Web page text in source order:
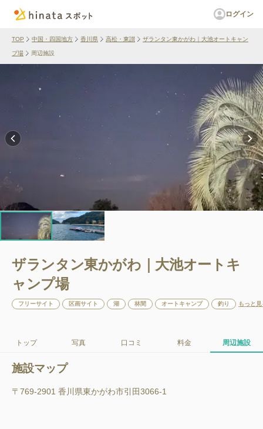
ログイン
TOP 中国・四国地方 香川県 高松・東讃 ザランタン東かがわ｜大池オートキャン
プ場 周辺施設
ザランタン東かがわ｜大池オートキ
ャンプ場
フリーサイト 区画サイト 湖 林間 オートキャンプ 釣り もっと見
トップ 写真 口コミ 料金 周辺施設
施設マップ
〒769-2901 香川県東かがわ市引田3066-1